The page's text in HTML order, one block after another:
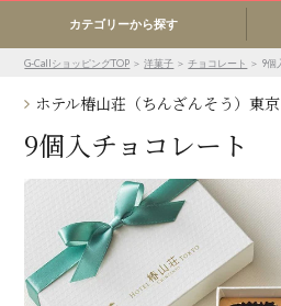
カテゴリーから探す
G-CallショッピングTOP ＞洋菓子 ＞チョコレート ＞ 9個
ホテル椿山荘（ちんざんそう）東京
9個入チョコレート